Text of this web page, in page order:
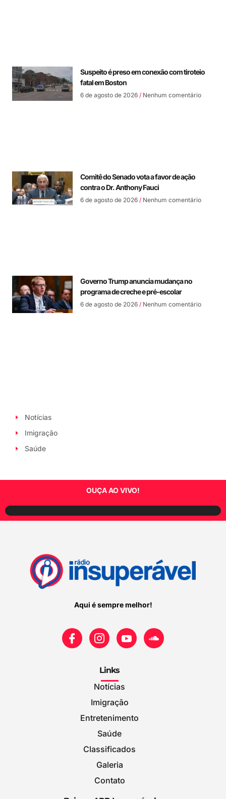
Suspeito é preso em conexão com tiroteio
fatal em Boston
6 de agosto de 2026 Nenhum comentário
Comitê do Senado vota a favor de ação
contra o Dr. Anthony Fauci
6 de agosto de 2026 Nenhum comentário
Governo Trump anuncia mudança no
programa de creche e pré-escolar
6 de agosto de 2026 Nenhum comentário
Notícias
Imigração
Saúde
OUÇA AO VIVO!
Aqui é sempre melhor!
Links
Notícias
Imigração
Entretenimento
Saúde
Classificados
Galeria
Contato